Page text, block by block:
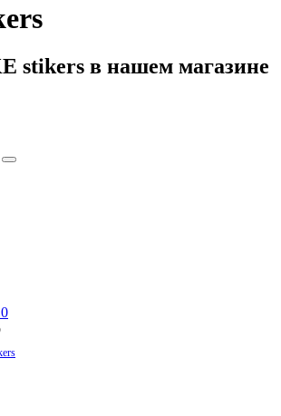
stikers в нашем магазине
сервис)
блокноты, альбомы, кружки